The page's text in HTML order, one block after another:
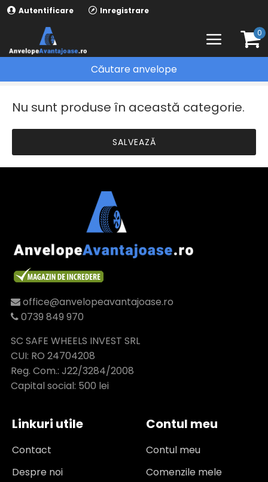
Autentificare Inregistrare
0
DEBICA
Căutare anvelope
Nu sunt produse în această categorie.
SALVEAZĂ
office@anvelopeavantajoase.ro
0739 849 970
SC SAFE WHEELS INVEST SRL
CUI: RO 24704208
Reg. Com.: J22/3284/2008
Capital social: 500 lei
Linkuri utile
Contact
Despre noi
Contul meu
Contul meu
Comenzile mele